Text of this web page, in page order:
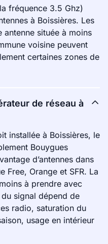
fréquence 3.5 Ghz)
à Boissières. Les
antenne située à moins
voisine peuvent
certaines zones de
de réseau à
installée à Boissières, le
Bouygues
d’antennes dans
Free, Orange et SFR. La
à prendre avec
signal dépend de
radio, saturation du
usage en intérieur